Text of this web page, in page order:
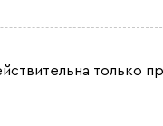
только